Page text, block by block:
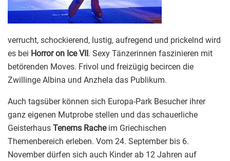
verrucht, schockierend, lustig, aufregend und prickelnd wird
es bei Horror on Ice VII . Sexy Tänzerinnen faszinieren mit
betörenden Moves. Frivol und freizügig becircen die
Zwillinge Albina und Anzhela das Publikum.
Auch tagsüber können sich Europa-Park Besucher ihrer
ganz eigenen Mutprobe stellen und das schauerliche
Geisterhaus Tenems Racheim Griechischen
Themenbereich erleben. Vom 24. September bis 6.
November dürfen sich auch Kinder ab 12 Jahren auf